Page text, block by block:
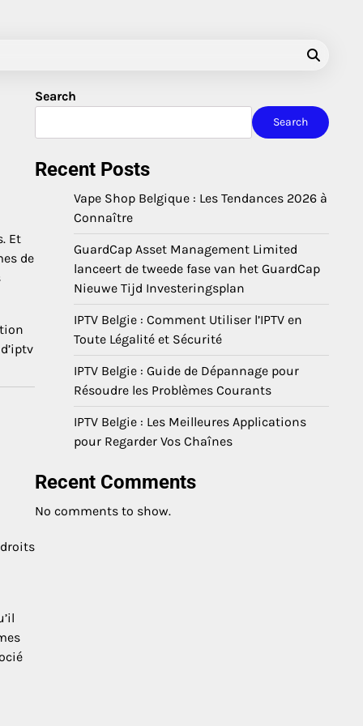
Et
de
Search
Search
Recent Posts
Vape Shop Belgique : Les Tendances 2026 à
Connaître
GuardCap Asset Management Limited
lanceert de tweede fase van het GuardCap
Nieuwe Tijd Investeringsplan
IPTV Belgie : Comment Utiliser l’IPTV en
Toute Légalité et Sécurité
IPTV Belgie : Guide de Dépannage pour
Résoudre les Problèmes Courants
IPTV Belgie : Les Meilleures Applications
pour Regarder Vos Chaînes
Recent Comments
No comments to show.